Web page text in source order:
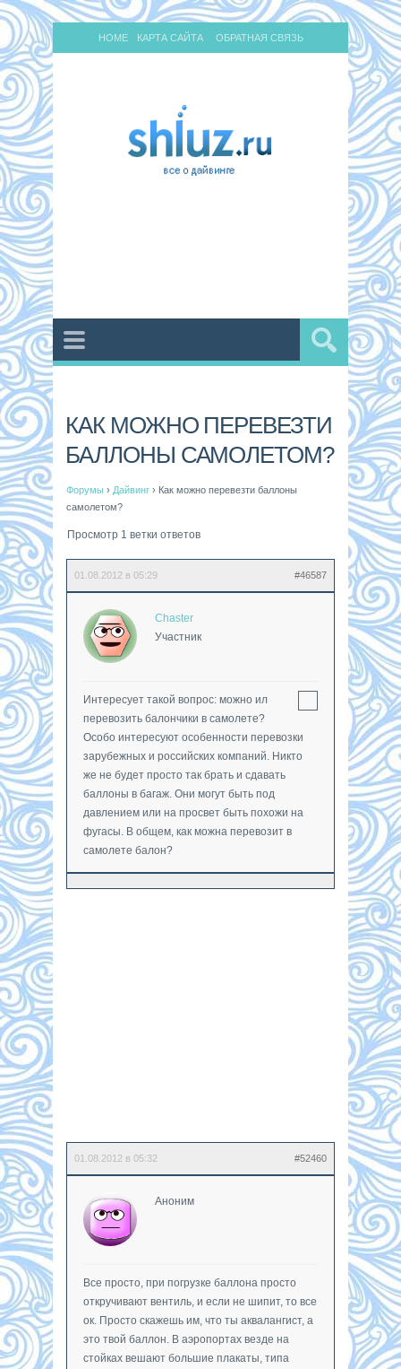
HOME КАРТА САЙТА ОБРАТНАЯ СВЯЗЬ
КАК МОЖНО ПЕРЕВЕЗТИ
БАЛЛОНЫ САМОЛЕТОМ?
Форумы › Дайвинг › Как можно перевезти баллоны
самолетом?
Просмотр 1 ветки ответов
01.08.2012 в 05:29 #46587
Chaster
Участник
Интересует такой вопрос: можно ил
перевозить балончики в самолете?
Особо интересуют особенности перевозки
зарубежных и российских компаний. Никто
же не будет просто так брать и сдавать
баллоны в багаж. Они могут быть под
давлением или на просвет быть похожи на
фугасы. В общем, как можна перевозит в
самолете балон?
01.08.2012 в 05:32 #52460
Аноним
Все просто, при погрузке баллона просто
откручивают вентиль, и если не шипит, то все
ок. Просто скажешь им, что ты аквалангист, а
это твой баллон. В аэропортах везде на
стойках вешают большие плакаты, типа